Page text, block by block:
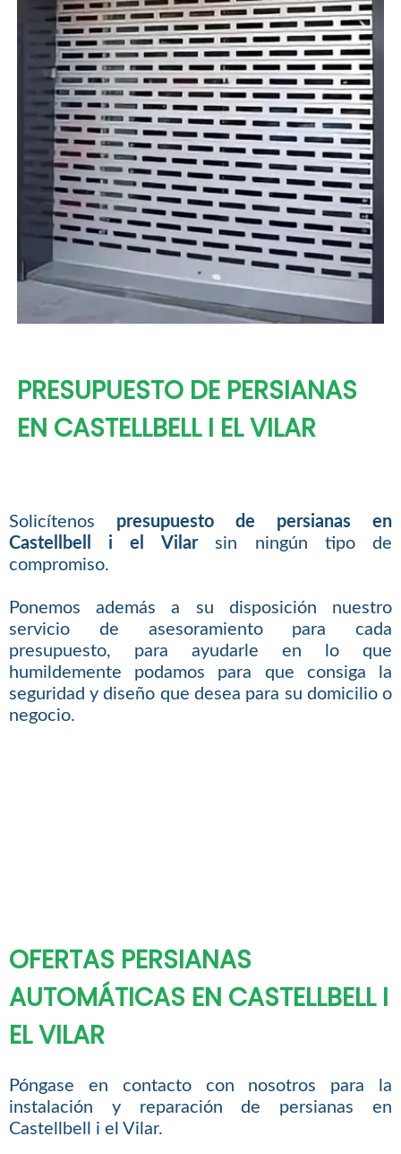
PRESUPUESTO DE PERSIANAS
EN CASTELLBELL I EL VILAR
Solicítenos presupuesto de persianas en
Castellbell i el Vilarsin ningún tipo de
compromiso.
Ponemos además a su disposición nuestro
servicio de asesoramiento para cada
presupuesto, para ayudarle en lo que
humildemente podamos para que consiga la
seguridad y diseño que desea para su domicilio o
negocio.
OFERTAS PERSIANAS
AUTOMÁTICAS EN CASTELLBELL I
EL VILAR
Póngase en contacto con nosotros para la
instalación y reparación de persianas en
Castellbell i el Vilar.